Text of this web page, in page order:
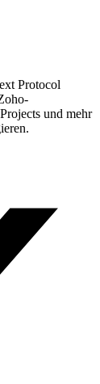
Protocol
und mehr